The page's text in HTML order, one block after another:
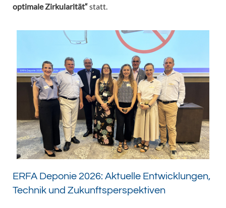
optimale Zirkularität“statt.
ERFA Deponie 2026: Aktuelle Entwicklungen,
Technik und Zukunftsperspektiven